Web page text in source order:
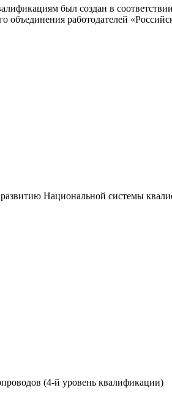
был создан в
объединения работодателей
Национальной системы
(4-й уровень квалификации)